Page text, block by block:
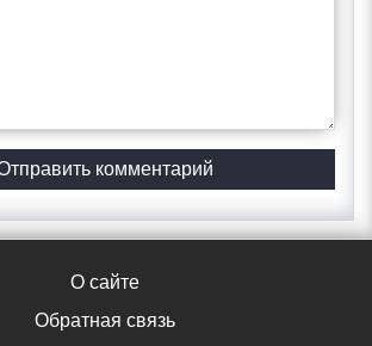
О сайте
Обратная связь